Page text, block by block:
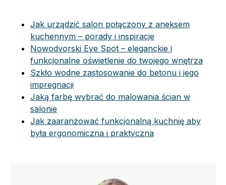
Jak urządzić salon połączony z aneksem
kuchennym – porady i inspiracje
Nowodvorski Eye Spot – eleganckie i
funkcjonalne oświetlenie do twojego wnętrza
Szkło wodne zastosowanie do betonu i jego
impregnacji
Jaką farbę wybrać do malowania ścian w
salonie
Jak zaaranżować funkcjonalną kuchnię aby
była ergonomiczna i praktyczna